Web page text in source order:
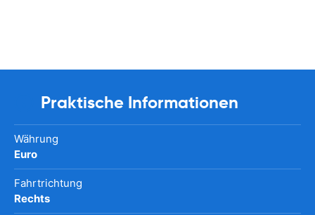
Praktische Informationen
Währung
Euro
Fahrtrichtung
Rechts